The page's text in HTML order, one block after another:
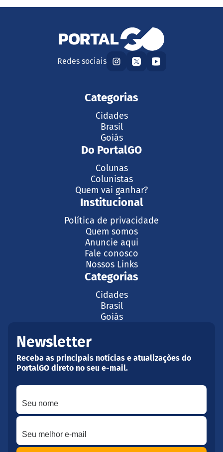
Redes sociais
Categorias
Cidades
Brasil
Goiás
Do PortalGO
Colunas
Colunistas
Quem vai ganhar?
Institucional
Política de privacidade
Quem somos
Anuncie aqui
Fale conosco
Nossos Links
Categorias
Cidades
Brasil
Goiás
Newsletter
Receba as principais notícias e atualizações do
PortalGO direto no seu e-mail.
Seu nome
Seu melhor e-mail